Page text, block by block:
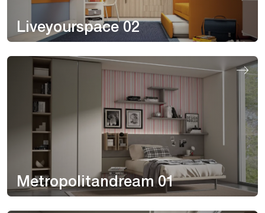
Liveyourspace 02
Metropolitandream 01